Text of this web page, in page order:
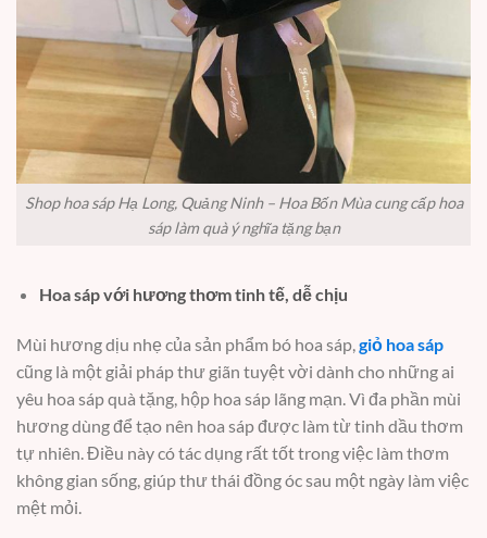
Shop hoa sáp Hạ Long, Quảng Ninh – Hoa Bốn Mùa cung cấp hoa
sáp làm quà ý nghĩa tặng bạn
Hoa sáp với hương thơm tinh tế, dễ chịu
Mùi hương dịu nhẹ của sản phẩm bó hoa sáp,giỏ hoa sáp
cũng là một giải pháp thư giãn tuyệt vời dành cho những ai
yêu hoa sáp quà tặng, hộp hoa sáp lãng mạn. Vì đa phần mùi
hương dùng để tạo nên hoa sáp được làm từ tinh dầu thơm
tự nhiên. Điều này có tác dụng rất tốt trong việc làm thơm
không gian sống, giúp thư thái đồng óc sau một ngày làm việc
mệt mỏi.